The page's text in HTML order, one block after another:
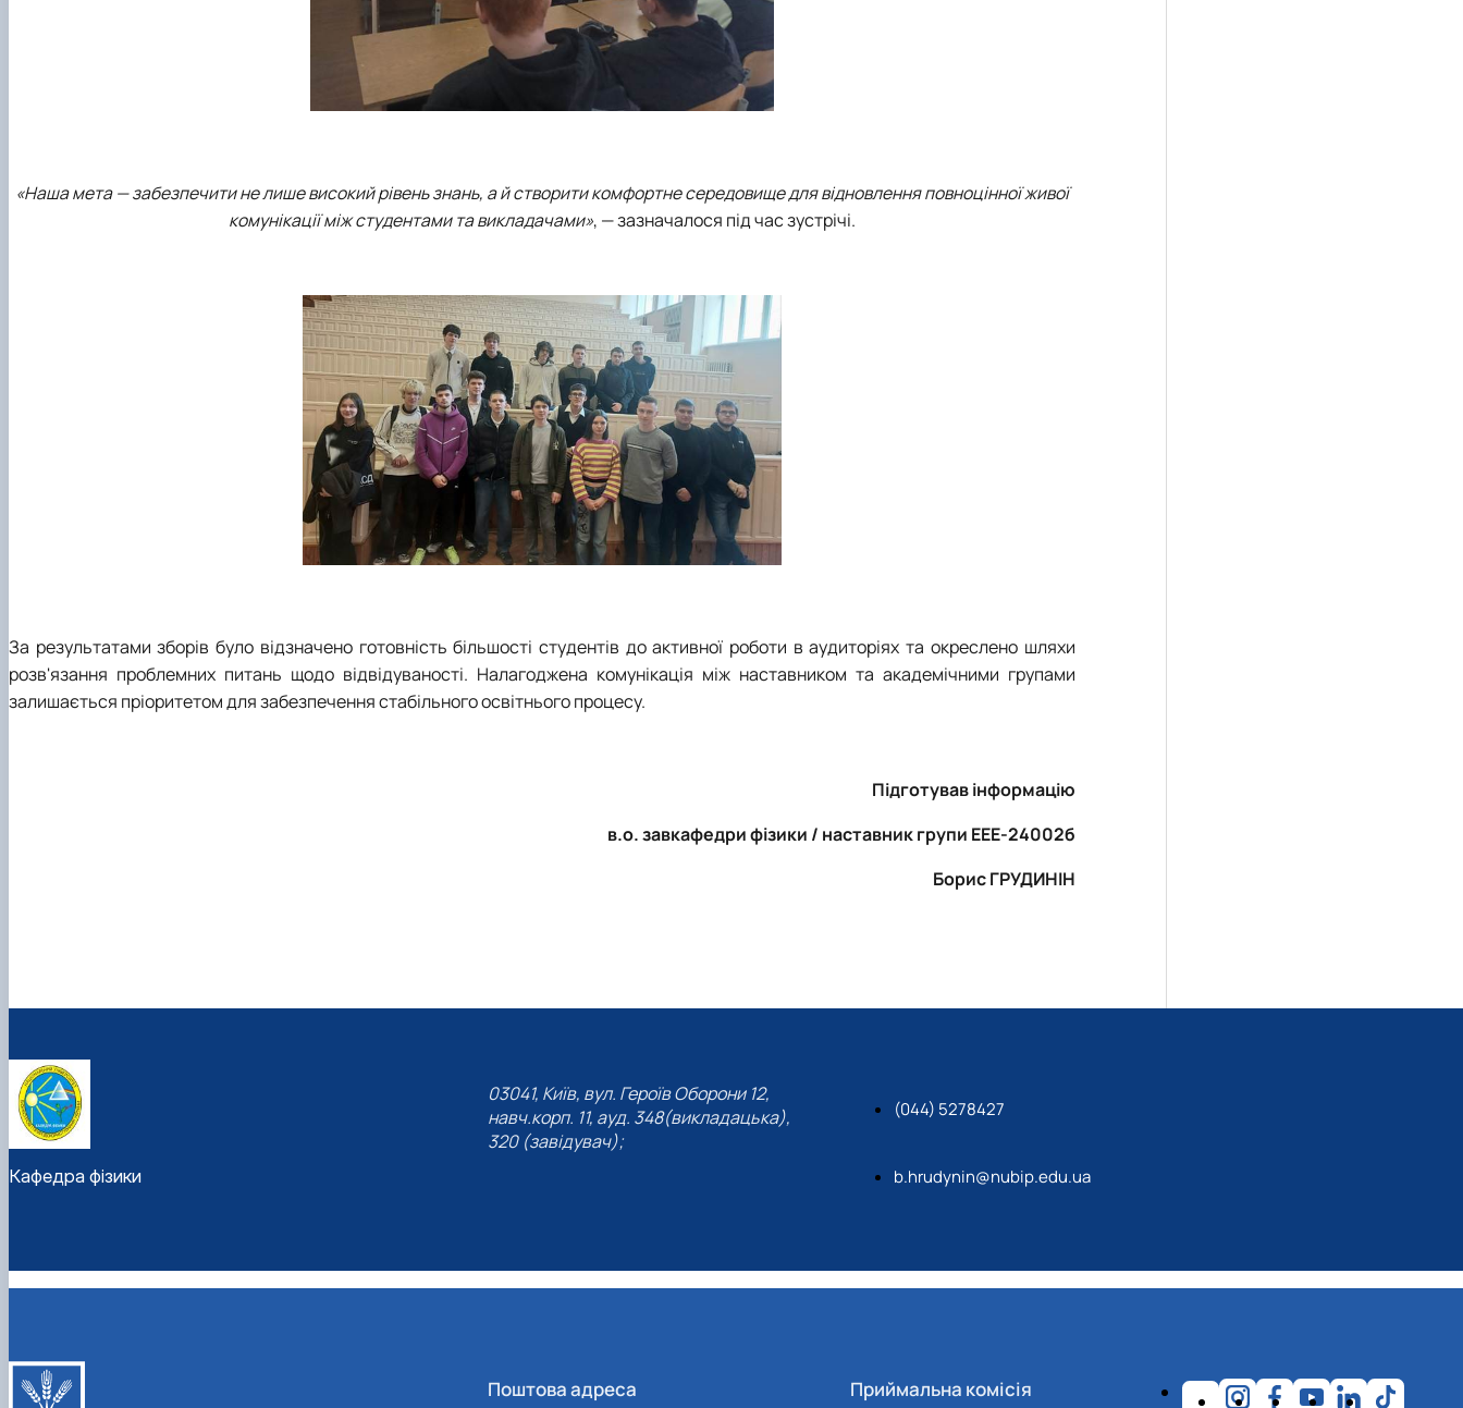
«Наша мета — забезпечити не лише високий рівень знань, а й створити комфортне середовище для відновлення повноцінної живої
комунікації між студентами та викладачами», — зазначалося під час зустрічі.
За результатами зборів було відзначено готовність більшості студентів до активної роботи в аудиторіях та окреслено шляхи
розв'язання проблемних питань щодо відвідуваності. Налагоджена комунікація між наставником та академічними групами
залишається пріоритетом для забезпечення стабільного освітнього процесу.
Підготував інформацію
в.о. завкафедри фізики / наставник групи ЕЕЕ-24002б
Борис ГРУДИНІН
Кафедра фізики
03041, Київ, вул. Героїв Оборони 12,
навч.корп. 11, ауд. 348(викладацька),
320 (завідувач);
(044) 5278427
b.hrudynin@nubip.edu.ua
Поштова адреса Приймальна комісія